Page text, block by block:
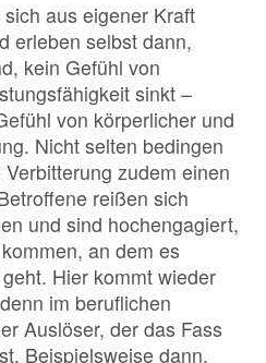
aus eigener Kraft
erleben selbst dann,
kein Gefühl von
sinkt –
von körperlicher und
Nicht selten bedingen
zudem einen
reißen sich
und sind hochengagiert,
an dem es
Hier kommt wieder
im beruflichen
Auslöser, der das Fass
Beispielsweise dann,